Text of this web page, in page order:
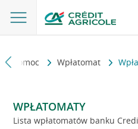
i pomoc Wpłatomat
WPŁATOMATY
Lista wpłatomatów banku